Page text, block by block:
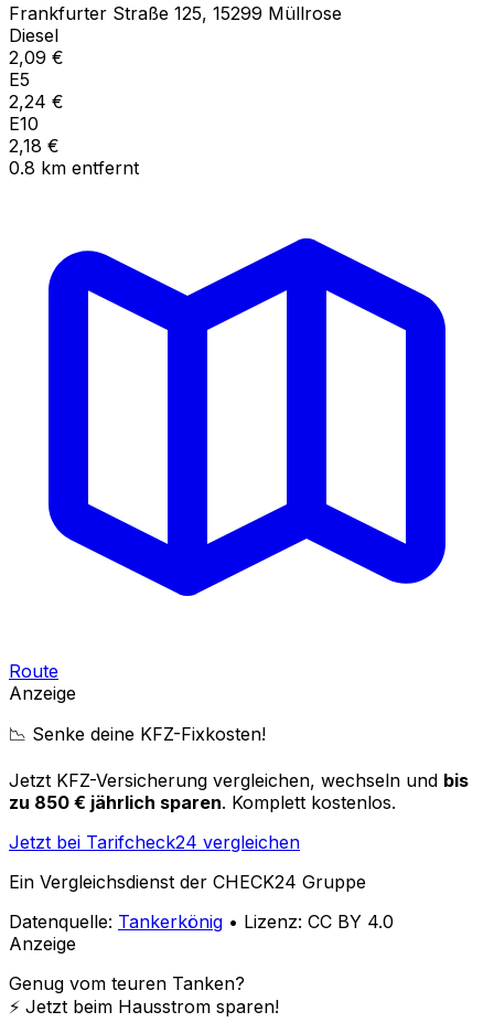
Frankfurter Straße 125, 15299 Müllrose
Diesel
2,09 €
E5
2,24 €
E10
2,18 €
0.8 km entfernt
Route
Anzeige
📉 Senke deine KFZ-Fixkosten!
Jetzt KFZ-Versicherung vergleichen, wechseln und bis
zu 850 € jährlich sparen. Komplett kostenlos.
Jetzt bei Tarifcheck24 vergleichen
Ein Vergleichsdienst der CHECK24 Gruppe
Datenquelle: Tankerkönig • Lizenz: CC BY 4.0
Anzeige
Genug vom teuren Tanken?
⚡️ Jetzt beim Hausstrom sparen!